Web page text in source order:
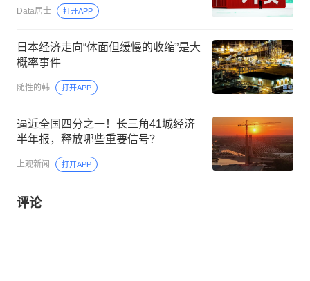
Data居士 打开APP
日本经济走向“体面但缓慢的收缩”是大
概率事件
随性的韩 打开APP
逼近全国四分之一！长三角41城经济
半年报，释放哪些重要信号？
上观新闻 打开APP
评论